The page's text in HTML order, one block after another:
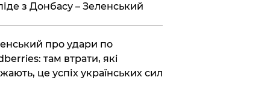
з Донбасу – Зеленський
про удари по
там втрати, які
це успіх українських сил